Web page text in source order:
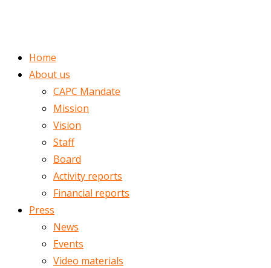
Home
About us
CAPC Mandate
Mission
Vision
Staff
Board
Activity reports
Financial reports
Press
News
Events
Video materials